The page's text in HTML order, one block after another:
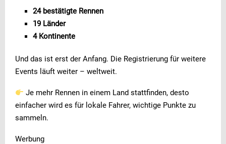
24 bestätigte Rennen
19 Länder
4 Kontinente
Und das ist erst der Anfang. Die Registrierung für weitere
Events läuft weiter – weltweit.
Je mehr Rennen in einem Land stattfinden, desto
einfacher wird es für lokale Fahrer, wichtige Punkte zu
sammeln.
Werbung